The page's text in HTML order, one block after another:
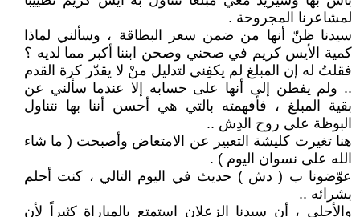
لمشاعرنا المجروحة .
سيدنا ظنّ أنها من ضمن سعر البطاقة ، وسألني لماذا
كمية الأيس كريم في صحني وصحن ابننا أكبر مما لديه ؟
فقلتُ له إن المبلغ لم يكفِني لتدليل منْ لا يقدّر كرة القدم
.. ولم يفطن إلى أنها على حسابه إلا عندما سألني عن
بقية المبلغ ، فأفهمته بالتي هي أحسن أننا بها نتناول
البوظة على روح الدِش ..
هنا تغيرت كليشة التعبير عن الامتعاض وأصبحت ( ما شاء
الله على نسوان اليوم ) .
عوّضونا ب ( دش ) حديث في اليوم التالي ، كنت أحلم
بشرائه ..
والأحلى ، أن سيدنا الزعلان استمتع بالمباراة كثيراً لأن